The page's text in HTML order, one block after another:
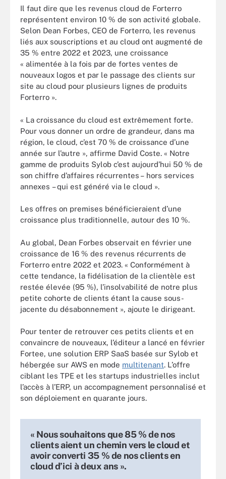
Il faut dire que les revenus cloud de Forterro
représentent environ 10 % de son activité globale.
Selon Dean Forbes, CEO de Forterro, les revenus
liés aux souscriptions et au cloud ont augmenté de
35 % entre 2022 et 2023, une croissance
« alimentée à la fois par de fortes ventes de
nouveaux logos et par le passage des clients sur
site au cloud pour plusieurs lignes de produits
Forterro ».
« La croissance du cloud est extrêmement forte.
Pour vous donner un ordre de grandeur, dans ma
région, le cloud, c’est 70 % de croissance d’une
année sur l’autre », affirme David Coste. « Notre
gamme de produits Sylob c’est aujourd’hui 50 % de
son chiffre d’affaires récurrentes – hors services
annexes – qui est généré via le cloud ».
Les offres on premises bénéficieraient d’une
croissance plus traditionnelle, autour des 10 %.
Au global, Dean Forbes observait en février une
croissance de 16 % des revenus récurrents de
Forterro entre 2022 et 2023. « Conformément à
cette tendance, la fidélisation de la clientèle est
restée élevée (95 %), l’insolvabilité de notre plus
petite cohorte de clients étant la cause sous-
jacente du désabonnement », ajoute le dirigeant.
Pour tenter de retrouver ces petits clients et en
convaincre de nouveaux, l’éditeur a lancé en février
Fortee, une solution ERP SaaS basée sur Sylob et
hébergée sur AWS en mode multitenant. L’offre
ciblant les TPE et les startups industrielles inclut
l’accès à l’ERP, un accompagnement personnalisé et
son déploiement en quarante jours.
« Nous souhaitons que 85 % de nos
clients aient un chemin vers le cloud et
avoir converti 35 % de nos clients en
cloud d’ici à deux ans ».